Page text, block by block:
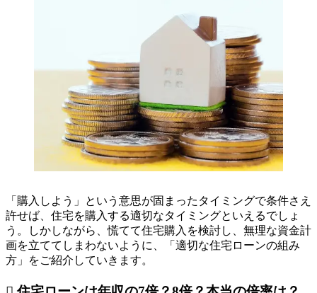
「購入しよう」という意思が固まったタイミングで条件さえ
許せば、住宅を購入する適切なタイミングといえるでしょ
う。しかしながら、慌てて住宅購入を検討し、無理な資金計
画を立ててしまわないように、「適切な住宅ローンの組み
方」をご紹介していきます。